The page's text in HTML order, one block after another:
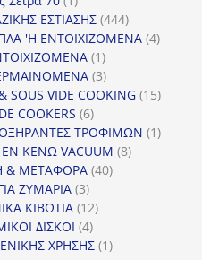
προϊόν
ΕΣΤΙΑΣΗΣ 444444
προϊόντα
'Η ΕΝΤΟΙΧΙΖΟΜΕΝΑ 44
11
προϊόν
33
προϊόντα
SOUS VIDE COOKING 1515
COOKERS 66
προϊόντα
ΤΡΟΦΙΜΩΝ 11
ΚΕΝΩ VACUUM 88
& ΜΕΤΑΦΟΡΑ 4040
ΖΥΜΑΡΙΑ 33
προϊόντα
ΚΙΒΩΤΙΑ 1212
ΔΙΣΚΟΙ 44
προϊόντα
ΧΡΗΣΗΣ 11